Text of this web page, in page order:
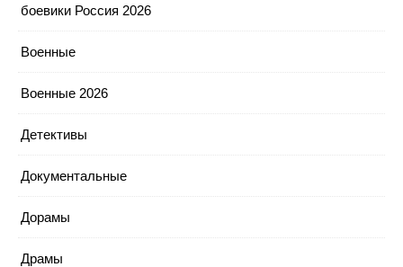
боевики Россия 2026
Военные
Военные 2026
Детективы
Документальные
Дорамы
Драмы